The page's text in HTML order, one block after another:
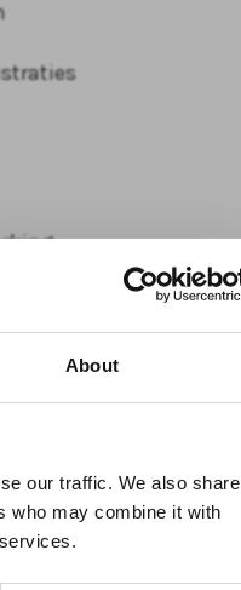
About
our traffic. We also share
who may combine it with
link naar
waarin
met een